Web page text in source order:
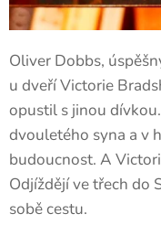
Oliver Dobbs,
u dveří Victorie
opustil s jinou
dvouletého syna a v
budoucnost. A
Odjíždějí ve třech do
sobě cestu.